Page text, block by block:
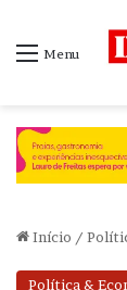
Menu
Início /
Política &